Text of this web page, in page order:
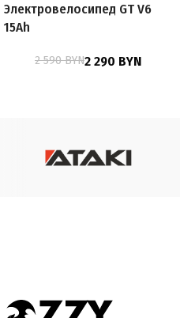
Электровелосипед GT V6
15Ah
2 590BYN2 290 BYN